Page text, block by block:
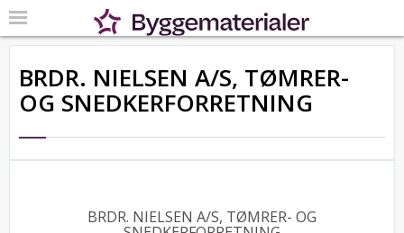
BRDR. NIELSEN A/S, TØMRER-
OG SNEDKERFORRETNING
BRDR. NIELSEN A/S, TØMRER- OG